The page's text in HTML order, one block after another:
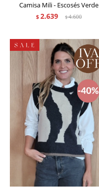
Camisa Mili - Escosés Verde
$ 2.639 $4.600